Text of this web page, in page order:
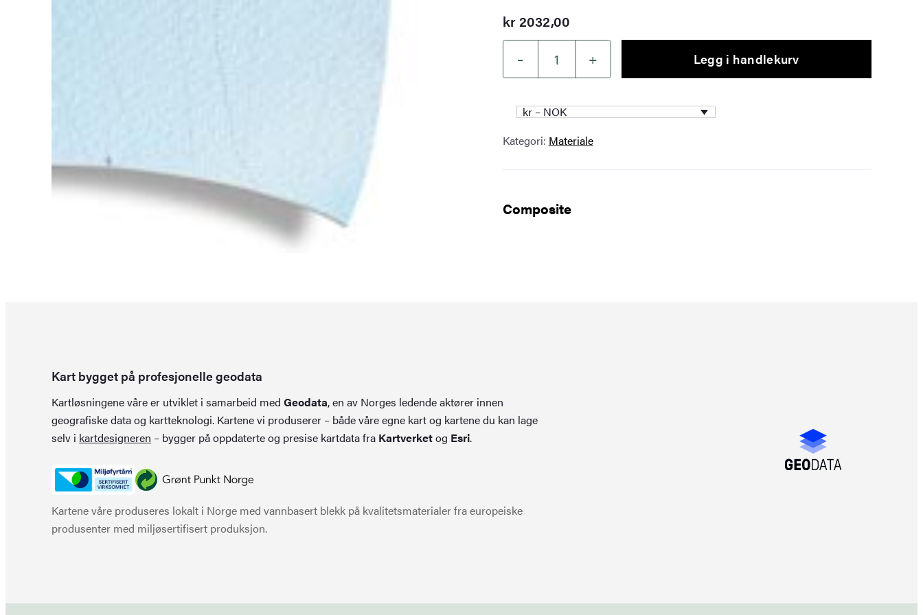
kr2032,00
–
Kunstpapir
150
+ Legg i handlekurv
kr – NOK
Kategori: Materiale
Composite
Kart bygget på profesjonelle geodata
Kartløsningene våre er utviklet i samarbeid medGeodata, en av Norges ledende aktører innen
geografiske data og kartteknologi. Kartene vi produserer – både våre egne kart og kartene du kan lage
selv i kartdesigneren – bygger på oppdaterte og presise kartdata fra Kartverketog Esri.
Kartene våre produseres lokalt i Norge med vannbasert blekk på kvalitetsmaterialer fra europeiske
produsenter med miljøsertifisert produksjon.